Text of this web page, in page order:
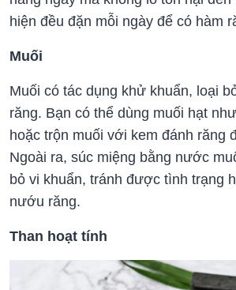
hiện đều đặn mỗi ngày để có hàm
Muối
Muối có tác dụng khử khuẩn, loại
răng. Bạn có thể dùng muối hạt
hoặc trộn muối với kem đánh răng
Ngoài ra, súc miệng bằng nước
bỏ vi khuẩn, tránh được tình trạng
nướu răng.
Than hoạt tính